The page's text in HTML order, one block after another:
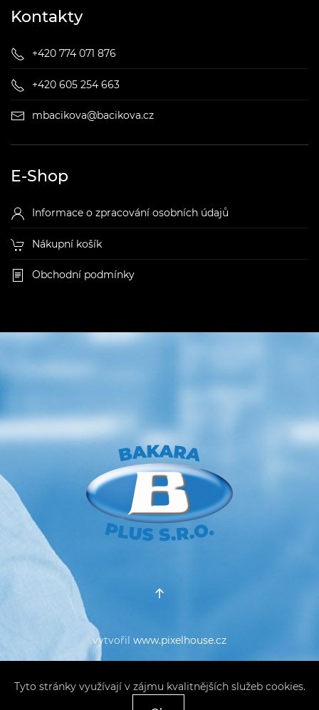
Kontakty
+420 774 071 876
+420 605 254 663
mbacikova@bacikova.cz
E-Shop
Informace o zpracování osobních údajů
Nákupní košík
Obchodní podmínky
vytvořil www.pixelhouse.cz
Tyto stránky využívají v zájmu kvalitnějších služeb cookies.